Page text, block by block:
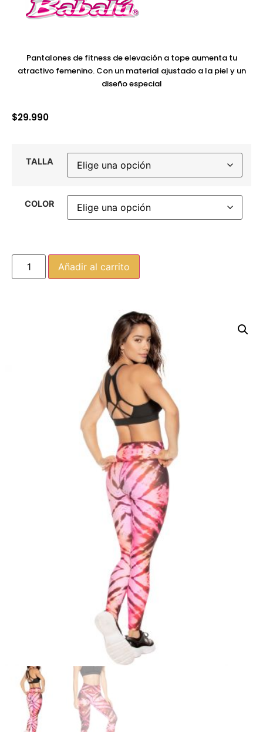
Pantalones de fitness de elevación a tope aumenta tu
atractivo femenino. Con un material ajustado a la piel y un
diseño especial
$29.990
TALLA
COLOR
Añadir al carrito